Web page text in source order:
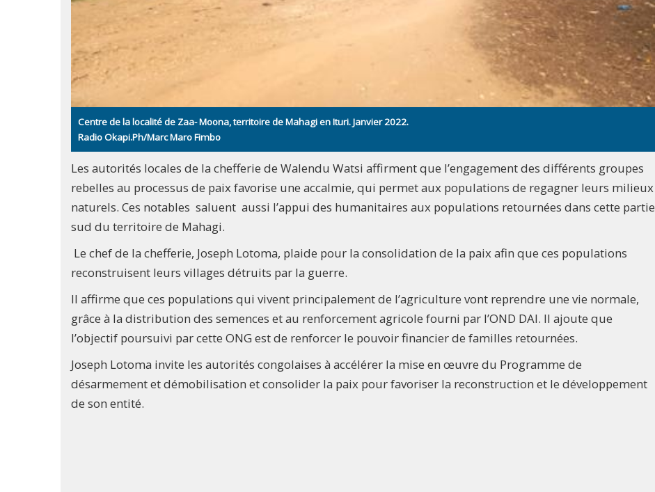
Centre de la localité de Zaa- Moona, territoire de Mahagi en Ituri. Janvier 2022.
Radio Okapi.Ph/Marc Maro Fimbo
Les autorités locales de la chefferie de Walendu Watsi affirment que l’engagement des différents groupes
rebelles au processus de paix favorise une accalmie, qui permet aux populations de regagner leurs milieux
naturels. Ces notables saluent aussi l’appui des humanitaires aux populations retournées dans cette partie
sud du territoire de Mahagi.
Le chef de la chefferie, Joseph Lotoma, plaide pour la consolidation de la paix afin que ces populations
reconstruisent leurs villages détruits par la guerre.
Il affirme que ces populations qui vivent principalement de l’agriculture vont reprendre une vie normale,
grâce à la distribution des semences et au renforcement agricole fourni par l’OND DAI. Il ajoute que
l’objectif poursuivi par cette ONG est de renforcer le pouvoir financier de familles retournées.
Joseph Lotoma invite les autorités congolaises à accélérer la mise en œuvre du Programme de
désarmement et démobilisation et consolider la paix pour favoriser la reconstruction et le développement
de son entité.